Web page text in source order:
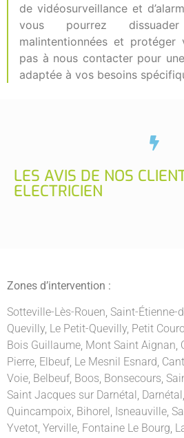
de vidéosurveillance et
vous pourrez
malintentionnées et protéger
pas à nous contacter pour
adaptée à vos besoins
LES AVIS DE NOS
ELECTRICIEN
Zones d’intervention :
Sotteville-Lès-Rouen, Saint-Étienne-
Quevilly, Le Petit-Quevilly, Petit
Bois Guillaume, Mont Saint Aignan,
Pierre, Elbeuf, Le Mesnil Esnard,
Voie, Belbeuf, Boos, Bonsecours,
Saint Jacques sur Darnétal , Darnétal ,
Quincampoix, Bihorel , Isneauville,
Yvetot, Yerville, Fontaine Le Bourg,